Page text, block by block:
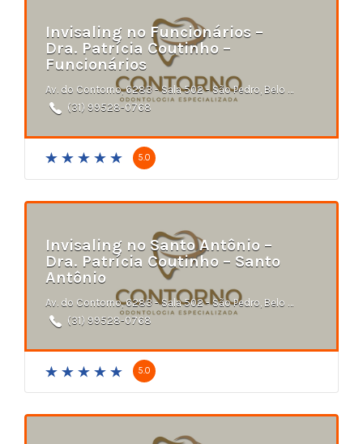
Invisaling no Funcionários –
Dra. Patrícia Coutinho –
Funcionários
Av. do Contorno, 6283 - Sala 502 - São Pedro, Belo Horizonte - MG
(31) 99528-0768
5.0
Invisaling no Santo Antônio –
Dra. Patrícia Coutinho – Santo
Antônio
Av. do Contorno, 6283 - Sala 502 - São Pedro, Belo Horizonte - MG
(31) 99528-0768
5.0